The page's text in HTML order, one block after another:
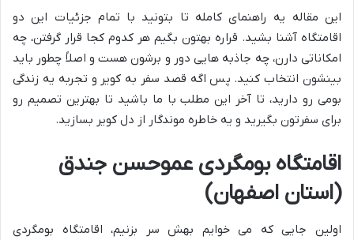
این مقاله یه راهنمای کامله تا بتونید با تمام جزئیات این دو
اقامتگاه آشنا بشید. قراره بهتون بگیم هر کدوم کجا قرار گرفتن، چه
امکاناتی دارن، چه جاذبه هایی دور و برشون هست و اصلاً چطور باید
بینشون انتخاب کنید. پس اگه قصد سفر به کویر و تجربه یه زندگی
بومی رو دارید، تا آخر این مطلب با ما باشید تا بهترین تصمیم رو
برای سفرتون بگیرید و یه خاطره موندگار از دل کویر بسازید.
اقامتگاه بومگردی عموحسن جندق
(استان اصفهان)
اولین جایی که می خوایم بهش سر بزنیم، اقامتگاه بومگردی